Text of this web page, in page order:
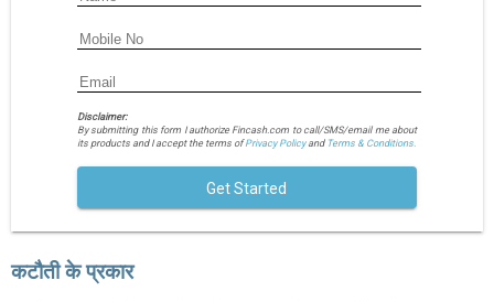
Disclaimer:
By submitting this form I authorize Fincash.com to call/SMS/email me about
its products and I accept the terms ofPrivacy Policyand Terms & Conditions.
Get Started
कटौती के प्रकार